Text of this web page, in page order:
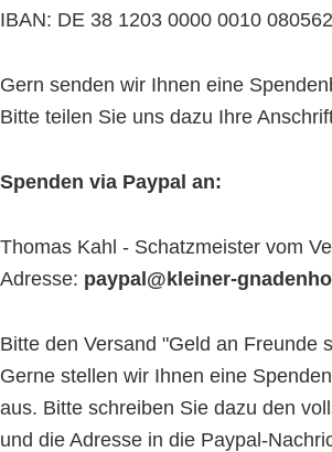
IBAN: DE 38 1203 0000 0010 080562
Gern senden wir Ihnen eine
Bitte teilen Sie uns dazu Ihre
Spenden via Paypal an:
Thomas Kahl - Schatzmeister vom
Adresse: paypal@kleiner-
Bitte den Versand "Geld an Freunde
Gerne stellen wir Ihnen eine
aus. Bitte schreiben Sie dazu den
und die Adresse in die Paypal-